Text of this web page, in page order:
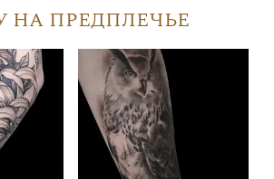
на предплечье